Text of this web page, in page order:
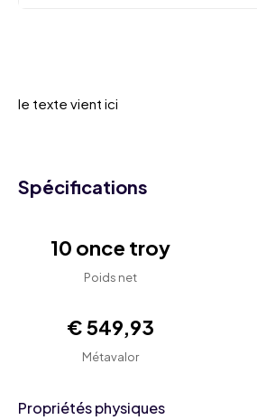
le texte vient ici
Spécifications
10 once troy
Poids net
€ 549,93
Métavalor
Propriétés physiques